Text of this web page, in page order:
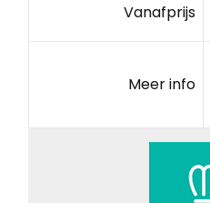
Vanafprijs
Meer info